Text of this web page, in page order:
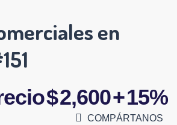
en
$ 2,600 + 15%
COMPÁRTANOS